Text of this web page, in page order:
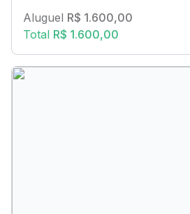
Aluguel R$ 1.600,00
Total R$ 1.600,00